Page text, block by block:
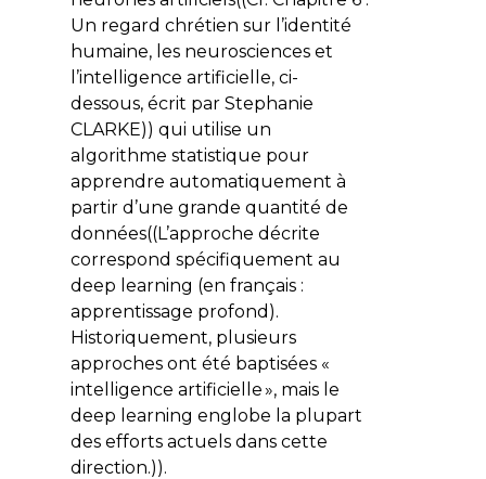
Un regard chrétien sur l’identité
humaine, les neurosciences et
l’intelligence artificielle, ci-
dessous, écrit par Stephanie
CLARKE)) qui utilise un
algorithme statistique pour
apprendre automatiquement à
partir d’une grande quantité de
données((L’approche décrite
correspond spécifiquement au
deep learning (en français :
apprentissage profond).
Historiquement, plusieurs
approches ont été baptisées «
intelligence artificielle », mais le
deep learning englobe la plupart
des efforts actuels dans cette
direction.)).